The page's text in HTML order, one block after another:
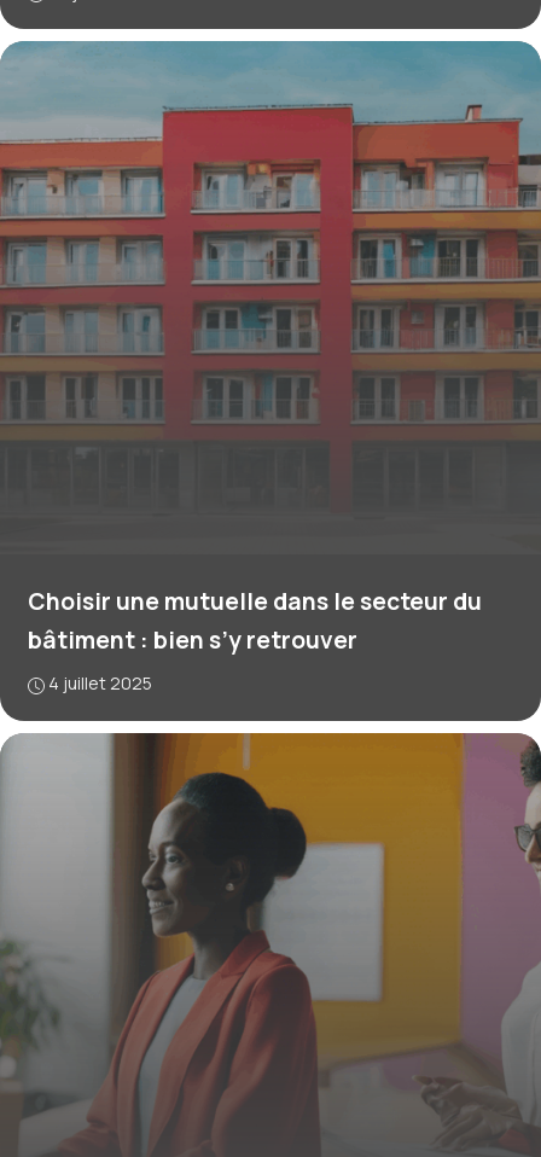
Choisir une mutuelle dans le secteur du
bâtiment : bien s’y retrouver
4 juillet 2025